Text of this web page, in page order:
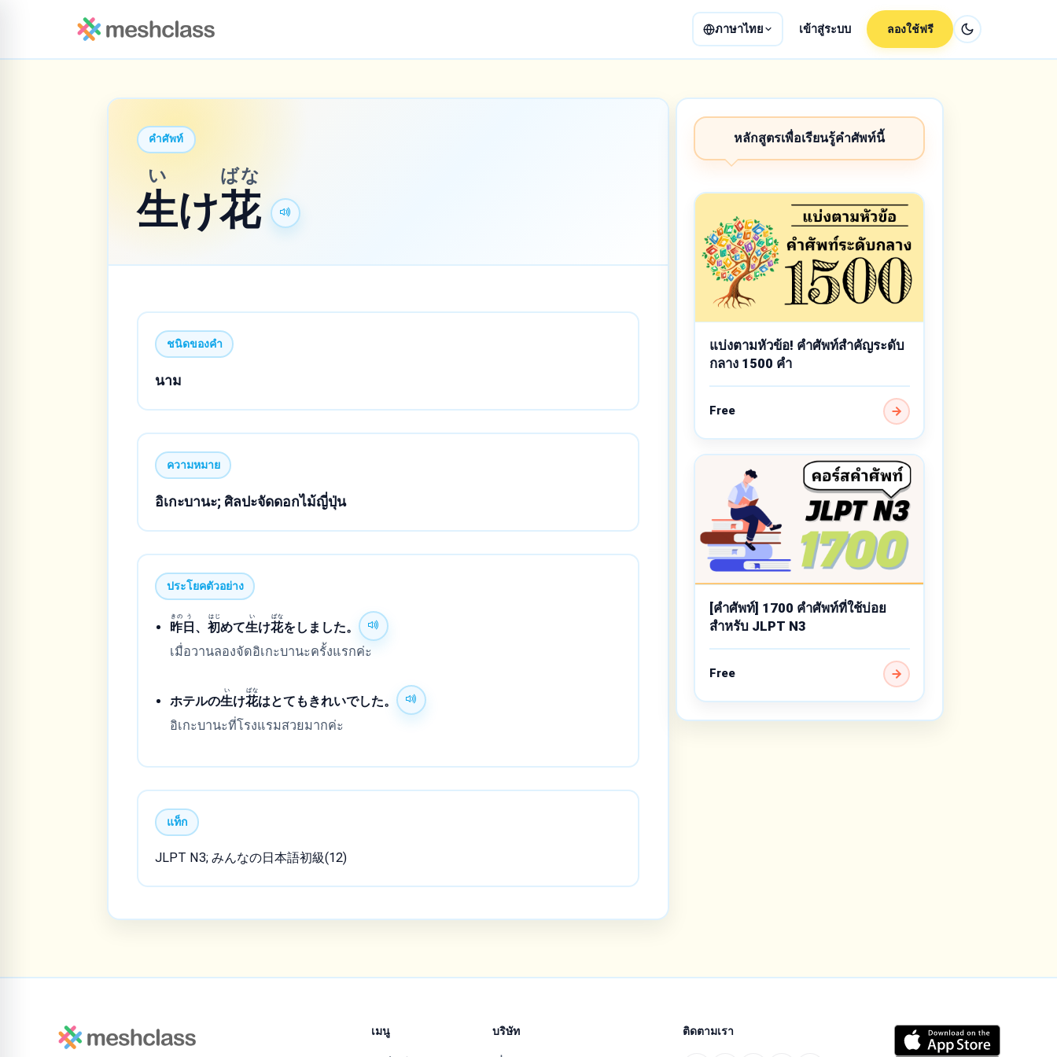
ภาษาไทย เข้าสู่ระบบ ลองใช้ฟรี
คำศัพท์
生
い
け花
ばな
ชนิดของคำ
นาม
ความหมาย
อิเกะบานะ; ศิลปะจัดดอกไม้ญี่ปุ่น
ประโยคตัวอย่าง
昨
きの
日
う
、初
はじ
めて生
い
け花
ばな
をしました。
เมื่อวานลองจัดอิเกะบานะครั้งแรกค่ะ
ホテルの生
い
け花
ばな
はとてもきれいでした。
อิเกะบานะที่โรงแรมสวยมากค่ะ
แท็ก
JLPT N3; みんなの日本語初級(12)
หลักสูตรเพื่อเรียนรู้คำศัพท์นี้
แบ่งตามหัวข้อ! คำศัพท์สำคัญระดับ
กลาง 1500 คำ
Free
[คำศัพท์] 1700 คำศัพท์ที่ใช้บ่อย
สำหรับ JLPT N3
Free
เมนู บริษัท ติดตามเรา